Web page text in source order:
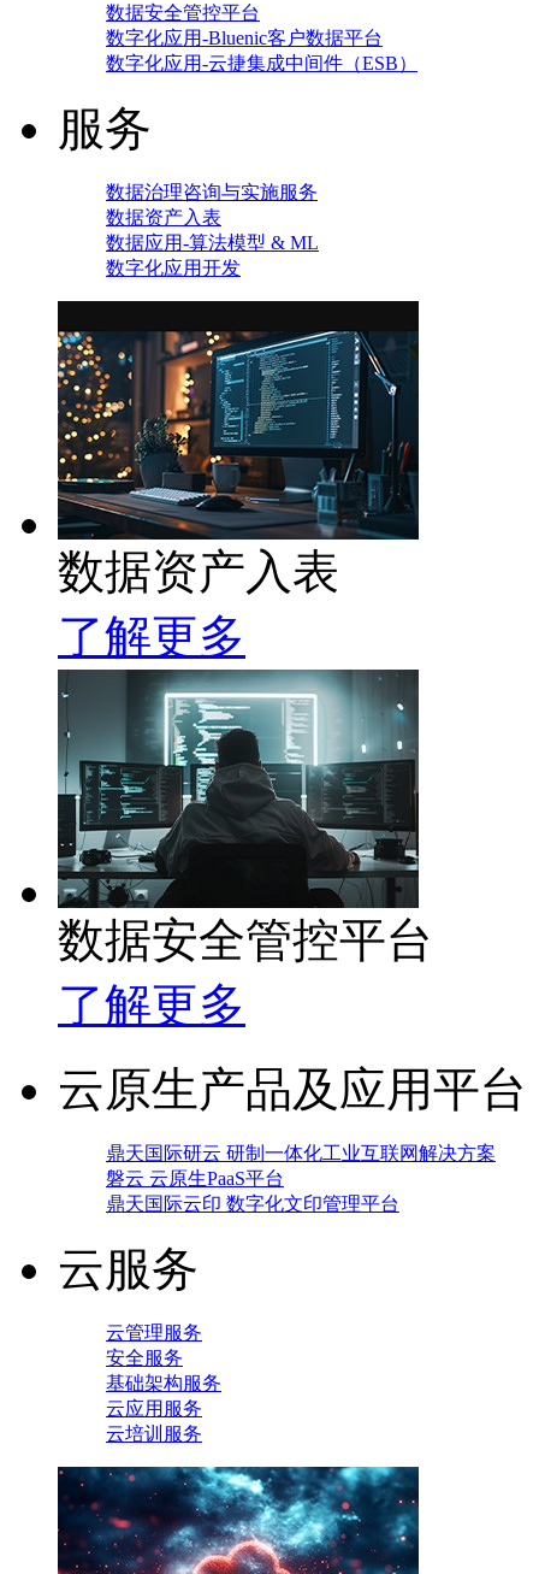
数据安全管控平台
数字化应用-Bluenic客户数据平台
数字化应用-云捷集成中间件（ESB）
服务
数据治理咨询与实施服务
数据资产入表
数据应用-算法模型 & ML
数字化应用开发
数据资产入表
了解更多
数据安全管控平台
了解更多
云原生产品及应用平台
鼎天国际研云 研制一体化工业互联网解决方案
磐云 云原生PaaS平台
鼎天国际云印 数字化文印管理平台
云服务
云管理服务
安全服务
基础架构服务
云应用服务
云培训服务